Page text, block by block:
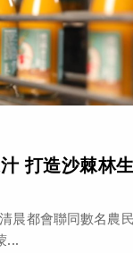
打造沙棘林生
晨都會聯同數名農民
...